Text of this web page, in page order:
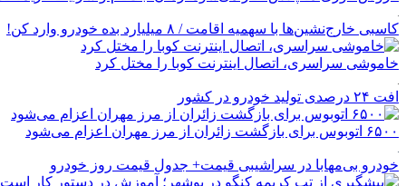
کاسبی خارج‌نشین‌ها با سهمیه اقامت / ۸ میلیارد بده خودرو وارد کن!
خاموشی سراسری، اتصال اینترنت کوبا را مختل کرد
افت ۲۴ درصدی تولید خودرو در کشور
۶۵۰۰ اتوبوس برای بازگشت زائران از مرز مهران اعزام می‌شود
خودرو بی‌مهابا در سراشیبی قیمت+ جدول قیمت روز خودرو